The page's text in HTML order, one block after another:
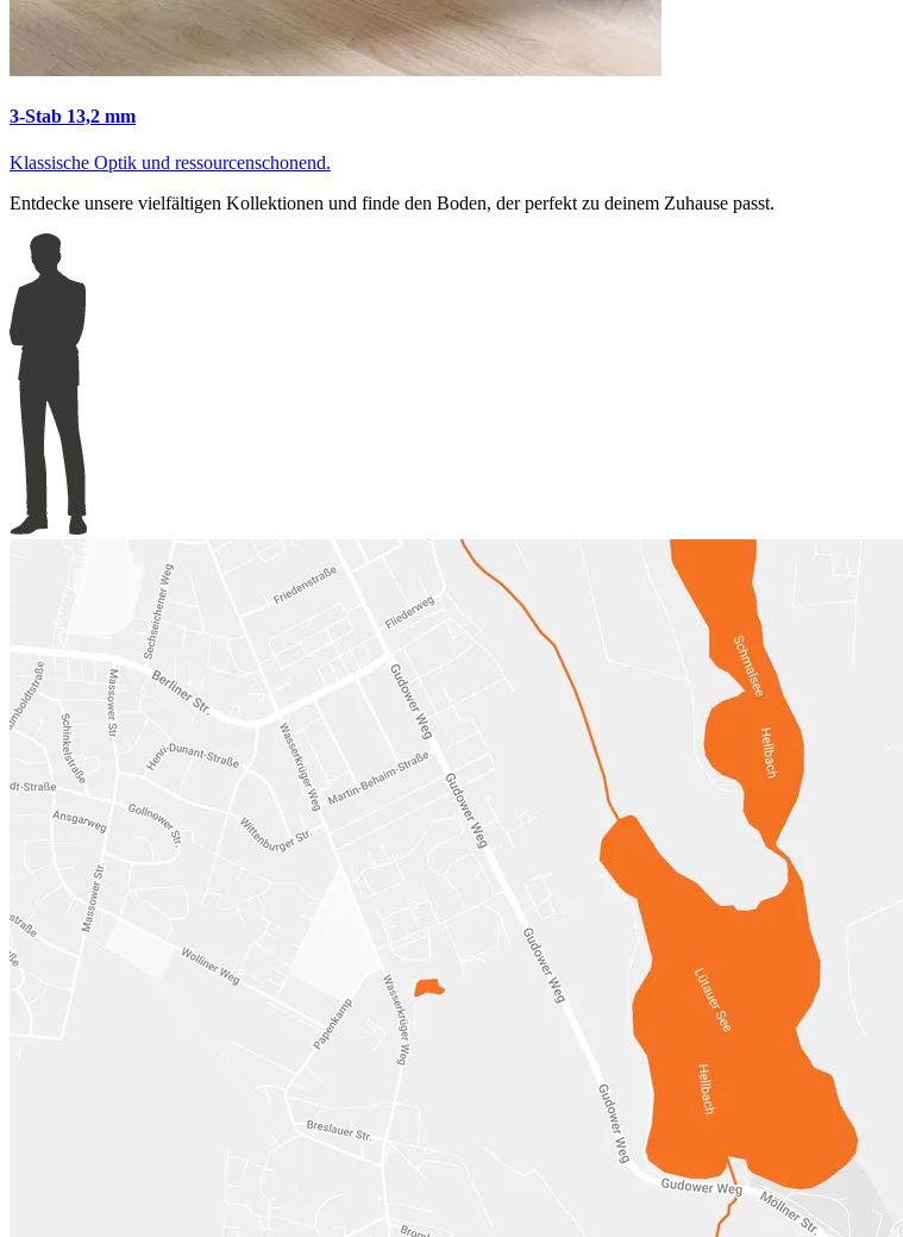
3-Stab 13,2 mm
Klassische Optik und ressourcenschonend.
Entdecke unsere vielfältigen Kollektionen und finde den Boden, der perfekt zu deinem Zuhause passt.